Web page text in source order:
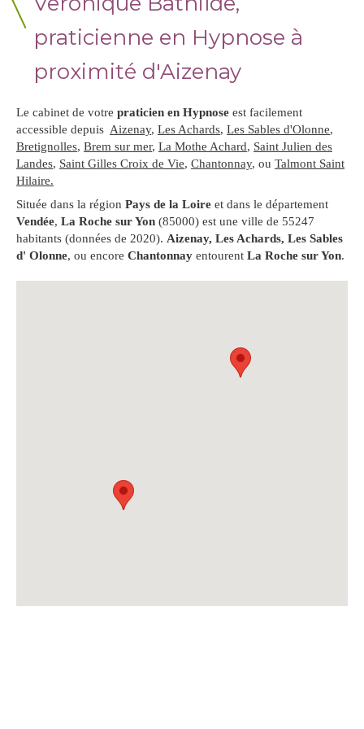
praticienne en Hypnose à
proximité d'Aizenay
Le cabinet de votre praticien en Hypnose est facilement
accessible depuis Aizenay, Les Achards, Les Sables d'Olonne,
Bretignolles, Brem sur mer, La Mothe Achard, Saint Julien des
Landes, Saint Gilles Croix de Vie, Chantonnay, ou Talmont Saint
Hilaire.
Située dans la région Pays de la Loire et dans le département
Vendée, La Roche sur Yon (85000) est une ville de 55247
habitants (données de 2020). Aizenay, Les Achards, Les Sables
d' Olonne, ou encore Chantonnay entourent La Roche sur Yon.